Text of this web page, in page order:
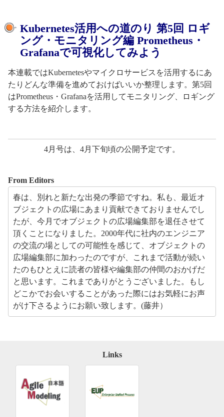
Kubernetes活用への道のり 第5回 ロギ
ング・モニタリング編 Prometheus・
Grafanaで可視化してみよう
本連載ではKubernetesやマイクロサービスを活用するにあ
たりどんな準備を進めておけばいいか整理します。第5回
はPrometheus・Grafanaを活用してモニタリング、ロギング
する方法を紹介します。
4月号は、4月下旬頃の公開予定です。
From Editors
春は、別れと新たな出発の季節ですね。私も、最近オ
ブジェクトの広場にあまり貢献できておりませんでし
たが、今月でオブジェクトの広場編集部を退任させて
頂くことになりました。2000年代に社内のエンジニア
の交流の場としての可能性を感じて、オブジェクトの
広場編集部に加わったのですが、これまで活動が続い
たのもひとえに読者の皆様や編集部の仲間のおかげだ
と思います。これまでありがとうございました。もし
どこかでお会いすることがあった際にはお気軽にお声
がけ下さるようにお願い致します。(藤井）
Links